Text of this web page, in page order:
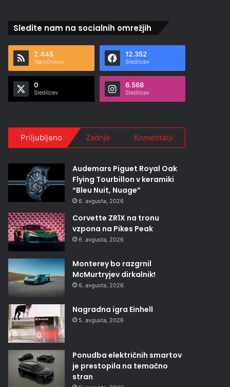
Sledite nam na socialnih omrežjih
2.445
Naročnikov
12.352
Sledilcev
0
Sledilcev
6.568
Sledilcev
Priljubljeno Zadnje Komentarji
Audemars Piguet Royal Oak
Flying Tourbillon v keramiki
“Bleu Nuit, Nuage”
6. avgusta, 2026
Corvette ZR1X na tronu
vzpona na Pikes Peak
6. avgusta, 2026
Monterey bo razgrnil
McMurtryjev dirkalnik!
6. avgusta, 2026
Nagradna igra Einhell
5. avgusta, 2026
Ponudba električnih smartov
je prestopila na temačno
stran